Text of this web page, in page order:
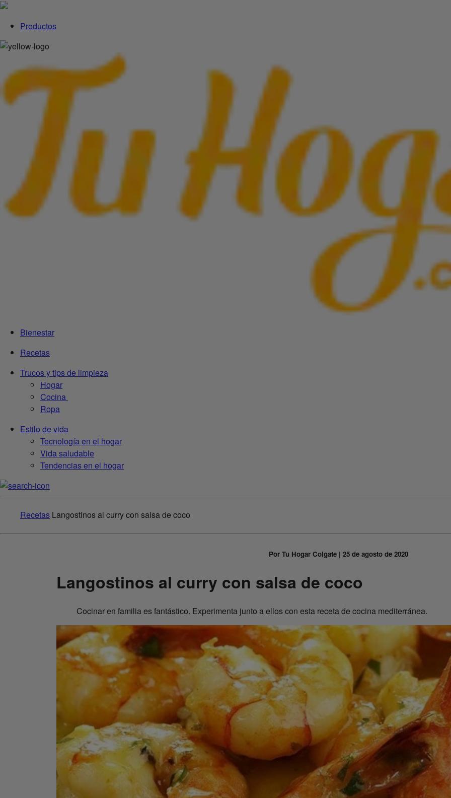
Productos
Bienestar
Recetas
Trucos y tips de limpieza
Hogar
Cocina
Ropa
Estilo de vida
Tecnología en el hogar
Vida saludable
Tendencias en el hogar
Recetas Langostinos al curry con salsa de coco
Por Tu Hogar Colgate | 25 de agosto de 2020
Langostinos al curry con salsa de coco
Cocinar en familia es fantástico. Experimenta junto a ellos con esta receta de cocina mediterránea.